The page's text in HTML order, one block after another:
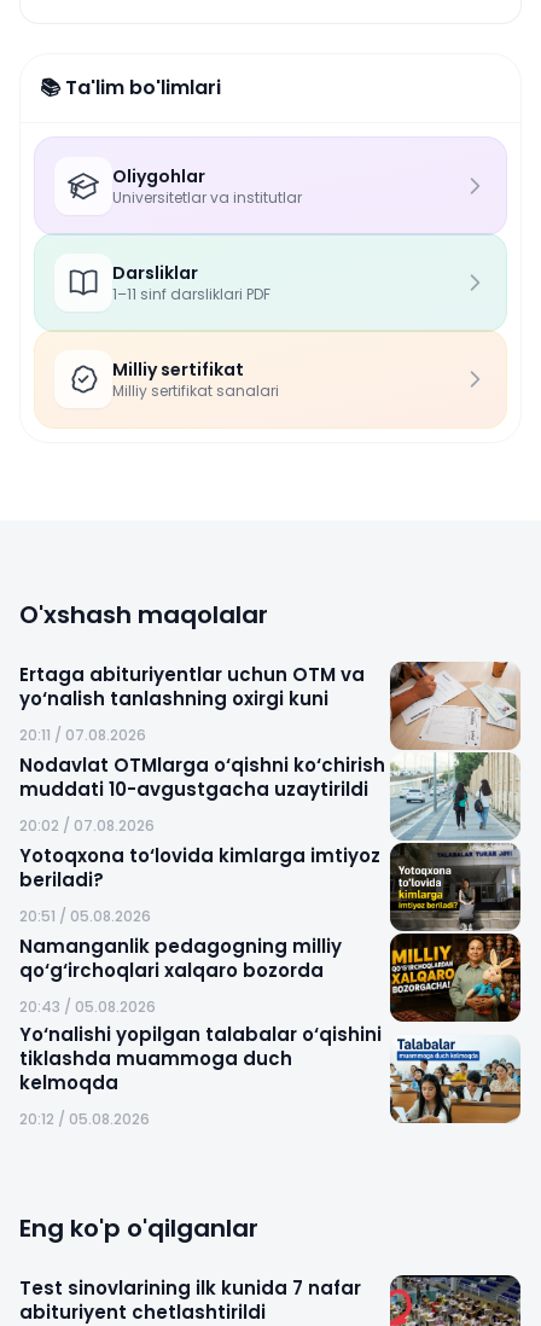
📚 Ta'lim bo'limlari
Oliygohlar
Universitetlar va institutlar
Darsliklar
1–11 sinf darsliklari PDF
Milliy sertifikat
Milliy sertifikat sanalari
O'xshash maqolalar
Ertaga abituriyentlar uchun OTM va
yo‘nalish tanlashning oxirgi kuni
20:11 / 07.08.2026
Nodavlat OTMlarga o‘qishni ko‘chirish
muddati 10-avgustgacha uzaytirildi
20:02 / 07.08.2026
Yotoqxona to‘lovida kimlarga imtiyoz
beriladi?
20:51 / 05.08.2026
Namanganlik pedagogning milliy
qo‘g‘irchoqlari xalqaro bozorda
20:43 / 05.08.2026
Yo‘nalishi yopilgan talabalar o‘qishini
tiklashda muammoga duch
kelmoqda
20:12 / 05.08.2026
Eng ko'p o'qilganlar
Test sinovlarining ilk kunida 7 nafar
abituriyent chetlashtirildi